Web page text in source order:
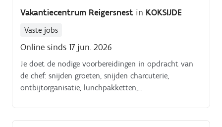
Vakantiecentrum Reigersnest in KOKSIJDE
Vaste jobs
Online sinds 17 jun. 2026
Je doet de nodige voorbereidingen in opdracht van
de chef: snijden groeten, snijden charcuterie,
ontbijtorganisatie, lunchpakketten,
opdracht van de chef. Je bent primair